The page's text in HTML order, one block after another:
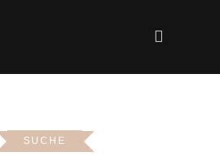
SUCHE